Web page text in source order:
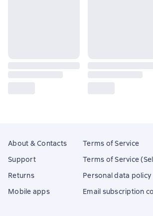
About & Contacts
Support
Returns
Mobile apps
Terms of Service
Terms of Service
Personal data policy
Email subscription